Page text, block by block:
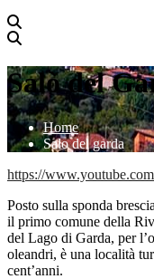
Salò del
Home
Salo del garda
https://
Posto sulla sponda
il primo comune della
del Lago di Garda, per
oleandri, è una località
cent’anni.